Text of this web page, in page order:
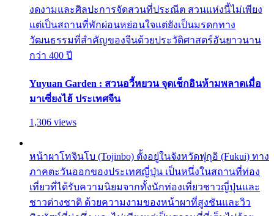
งดงามและศิลปะการจัดสวนที่ประณีต สวนแห่งนี้ไม่เพียง
แต่เป็นสถานที่พักผ่อนหย่อนใจแต่ยังเป็นมรดกทาง
วัฒนธรรมที่สำคัญของจีนด้วยประวัติศาสตร์อันยาวนาน
กว่า 400 ปี
Yuyuan Garden : สวนอวี้หยวน จุดเช็กอินห้ามพลาดเมื่อ
มาเซี่ยงไฮ้ ประเทศจีน
1,306 views
หน้าผาโทจินโบ (Tojinbo) ตั้งอยู่ในจังหวัดฟุกุอิ (Fukui) ทาง
ภาคตะวันออกของประเทศญี่ปุ่น เป็นหนึ่งในสถานที่ท่อง
เที่ยวที่ได้รับความนิยมจากทั้งนักท่องเที่ยวชาวญี่ปุ่นและ
ชาวต่างชาติ ด้วยความงามของหน้าผาที่สูงชันและวิว